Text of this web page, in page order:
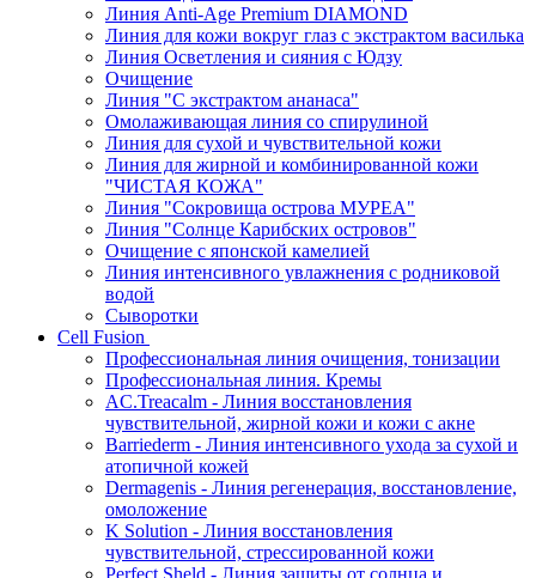
Линия Anti-Age Premium DIAMOND
Линия для кожи вокруг глаз с экстрактом василька
Линия Осветления и сияния с Юдзу
Очищение
Линия "С экстрактом ананаса"
Омолаживающая линия со спирулиной
Линия для сухой и чувствительной кожи
Линия для жирной и комбинированной кожи
"ЧИСТАЯ КОЖА"
Линия "Сокровища острова МУРЕА"
Линия "Солнце Карибских островов"
Очищение с японской камелией
Линия интенсивного увлажнения с родниковой
водой
Сыворотки
Cell Fusion
Профессиональная линия очищения, тонизации
Профессиональная линия. Кремы
AC.Treacalm - Линия восстановления
чувствительной, жирной кожи и кожи с акне
Barriederm - Линия интенсивного ухода за сухой и
атопичной кожей
Dermagenis - Линия регенерация, восстановление,
омоложение
K Solution - Линия восстановления
чувствительной, стрессированной кожи
Perfect Sheld - Линия защиты от солнца и